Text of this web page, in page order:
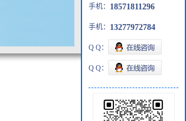
手机： 18571811296
手机： 13277972784
Q Q：
Q Q：